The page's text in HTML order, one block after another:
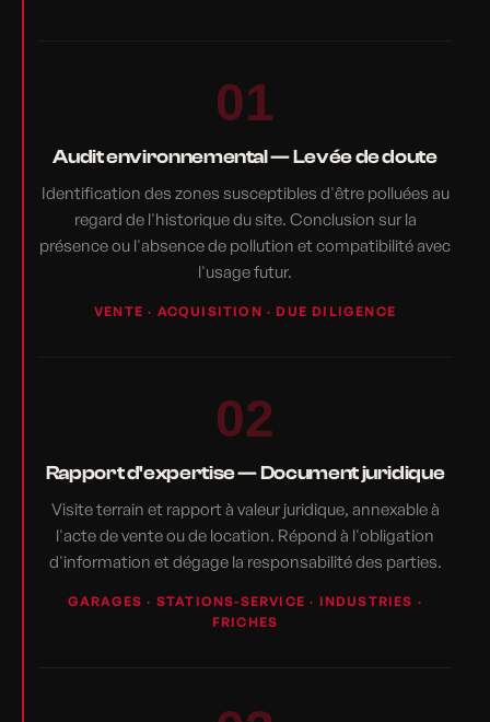
01
Audit environnemental — Levée de doute
Identification des zones susceptibles d'être polluées au
regard de l'historique du site. Conclusion sur la
présence ou l'absence de pollution et compatibilité avec
l'usage futur.
VENTE · ACQUISITION · DUE DILIGENCE
02
Rapport d'expertise — Document juridique
Visite terrain et rapport à valeur juridique, annexable à
l'acte de vente ou de location. Répond à l'obligation
d'information et dégage la responsabilité des parties.
GARAGES · STATIONS-SERVICE · INDUSTRIES ·
FRICHES